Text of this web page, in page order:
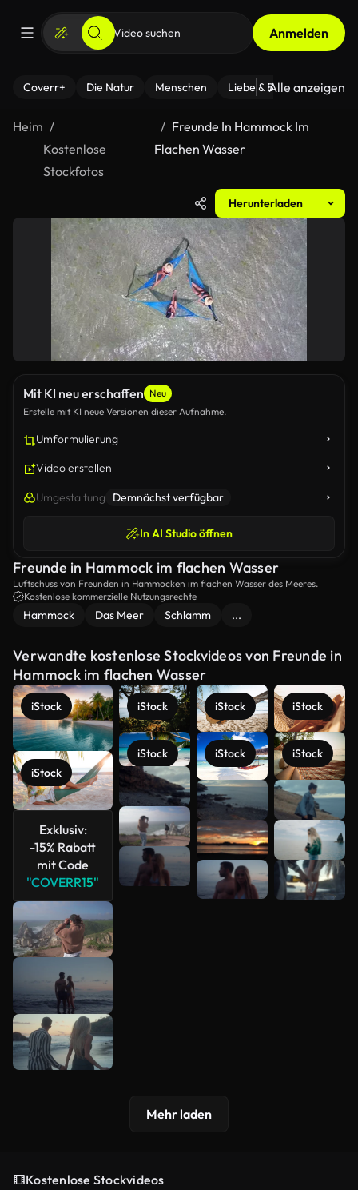
Anmelden
Coverr+ Die Natur Menschen Liebe & Beziehungen
Alle anzeigen
Heim
Kostenlose
Stockfotos
Freunde In Hammock Im
Flachen Wasser
Herunterladen
Mit KI neu erschaffen Neu
Erstelle mit KI neue Versionen dieser Aufnahme.
Umformulierung
Video erstellen
Umgestaltung Demnächst verfügbar
In AI Studio öffnen
Freunde in Hammock im flachen Wasser
Luftschuss von Freunden in Hammocken im flachen Wasser des Meeres.
Kostenlose kommerzielle Nutzungsrechte
Hammock Das Meer Schlamm ...
Verwandte kostenlose Stockvideos von Freunde in
Hammock im flachen Wasser
iStock
iStock
Exklusiv:
-15% Rabatt
mit Code
"COVERR15"
iStock
iStock
iStock
iStock
iStock
iStock
Mehr
anzeigen
Mehr laden
Kostenlose Stockvideos